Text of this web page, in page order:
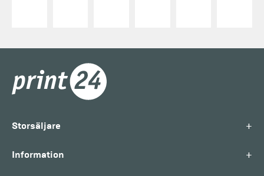
Storsäljare +
Information +